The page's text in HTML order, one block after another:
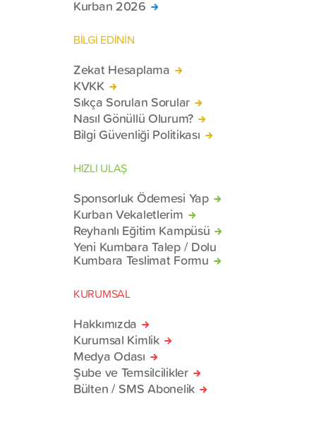
Kurban 2026
BİLGİ EDİNİN
Zekat Hesaplama
KVKK
Sıkça Sorulan Sorular
Nasıl Gönüllü Olurum?
Bilgi Güvenliği Politikası
HIZLI ULAŞ
Sponsorluk Ödemesi Yap
Kurban Vekaletlerim
Reyhanlı Eğitim Kampüsü
Yeni Kumbara Talep / Dolu
Kumbara Teslimat Formu
KURUMSAL
Hakkımızda
Kurumsal Kimlik
Medya Odası
Şube ve Temsilcilikler
Bülten / SMS Abonelik